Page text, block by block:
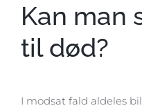
Kan man
til død?
I modsat fald aldeles